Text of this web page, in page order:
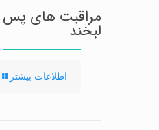
مراقبت های پس
لبخند
اطلاعات بیشتر